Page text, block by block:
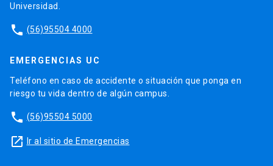
Universidad.
phone (56)95504 4000
EMERGENCIAS UC
Teléfono en caso de accidente o situación que ponga en
riesgo tu vida dentro de algún campus.
phone (56)95504 5000
launch Ir al sitio de Emergencias